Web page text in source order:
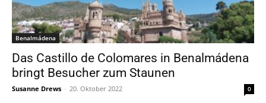
Benalmádena
Das Castillo de Colomares in Benalmádena
bringt Besucher zum Staunen
Susanne Drews - 20. Oktober 2022 0